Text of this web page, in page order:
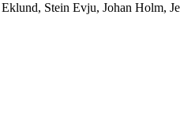
Stein Evju, Johan Holm,